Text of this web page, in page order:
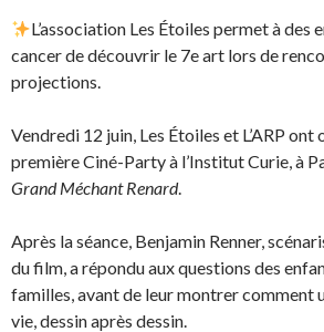
L’association Les Étoiles permet à des
cancer de découvrir le 7e art lors de
projections.
Vendredi 12 juin, Les Étoiles et L’ARP ont
première Ciné-Party à l’Institut Curie, à
Grand Méchant Renard.
Après la séance, Benjamin Renner,
du film, a répondu aux questions des
familles, avant de leur montrer comment
vie, dessin après dessin.